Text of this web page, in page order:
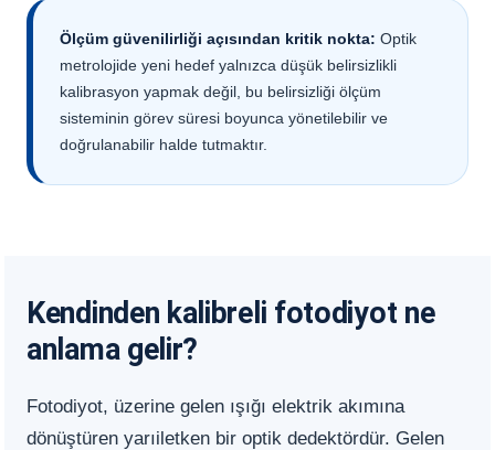
Ölçüm güvenilirliği açısından kritik nokta: Optik
metrolojide yeni hedef yalnızca düşük belirsizlikli
kalibrasyon yapmak değil, bu belirsizliği ölçüm
sisteminin görev süresi boyunca yönetilebilir ve
doğrulanabilir halde tutmaktır.
Kendinden kalibreli fotodiyot ne
anlama gelir?
Fotodiyot, üzerine gelen ışığı elektrik akımına
dönüştüren yarıiletken bir optik dedektördür. Gelen